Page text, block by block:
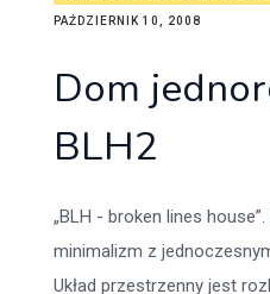
PAŹDZIERNIK 10, 2008
Dom
BLH2
„BLH - broken lines
minimalizm z
Układ przestrzenny jest